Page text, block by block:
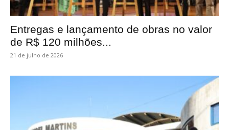
Entregas e lançamento de obras no valor
de R$ 120 milhões...
21 de julho de 2026